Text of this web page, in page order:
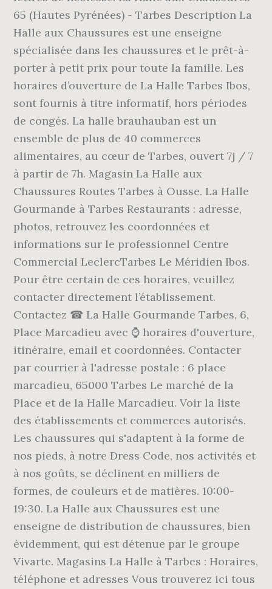
65 (Hautes Pyrénées) - Tarbes Description La
Halle aux Chaussures est une enseigne
spécialisée dans les chaussures et le prêt-à-
porter à petit prix pour toute la famille. Les
horaires d’ouverture de La Halle Tarbes Ibos,
sont fournis à titre informatif, hors périodes
de congés. La halle brauhauban est un
ensemble de plus de 40 commerces
alimentaires, au cœur de Tarbes, ouvert 7j / 7
à partir de 7h. Magasin La Halle aux
Chaussures Routes Tarbes à Ousse. La Halle
Gourmande à Tarbes Restaurants : adresse,
photos, retrouvez les coordonnées et
informations sur le professionnel Centre
Commercial LeclercTarbes Le Méridien Ibos.
Pour être certain de ces horaires, veuillez
contacter directement l’établissement.
Contactez ☎ La Halle Gourmande Tarbes, 6,
Place Marcadieu avec ⌚ horaires d'ouverture,
itinéraire, email et coordonnées. Contacter
par courrier à l'adresse postale : 6 place
marcadieu, 65000 Tarbes Le marché de la
Place et de la Halle Marcadieu. Voir la liste
des établissements et commerces autorisés.
Les chaussures qui s'adaptent à la forme de
nos pieds, à notre Dress Code, nos activités et
à nos goûts, se déclinent en milliers de
formes, de couleurs et de matières. 10:00-
19:30. La Halle aux Chaussures est une
enseigne de distribution de chaussures, bien
évidemment, qui est détenue par le groupe
Vivarte. Magasins La Halle à Tarbes : Horaires,
téléphone et adresses Vous trouverez ici tous